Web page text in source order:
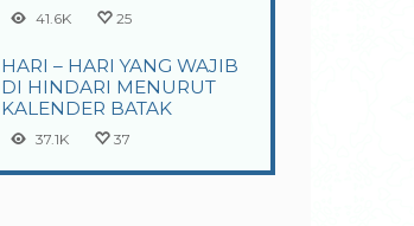
41.6K 25
HARI – HARI YANG WAJIB
DI HINDARI MENURUT
KALENDER BATAK
37.1K 37